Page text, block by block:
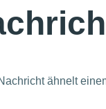
ähnelt